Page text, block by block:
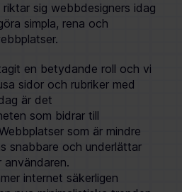
riktar sig webbdesigners idag
simpla, rena och
en betydande roll och vi
sidor och rubriker med
är det
som bidrar till
som är mindre
snabbare och underlättar
användaren.
internet säkerligen